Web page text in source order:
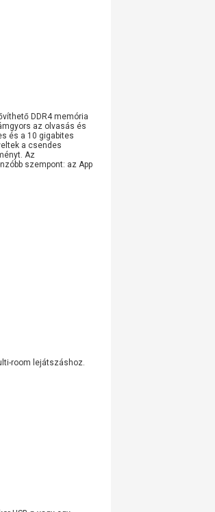
DDR4 memória
az olvasás és
és a 10 gigabites
a csendes
Az
szempont: az App
room lejátszáshoz.